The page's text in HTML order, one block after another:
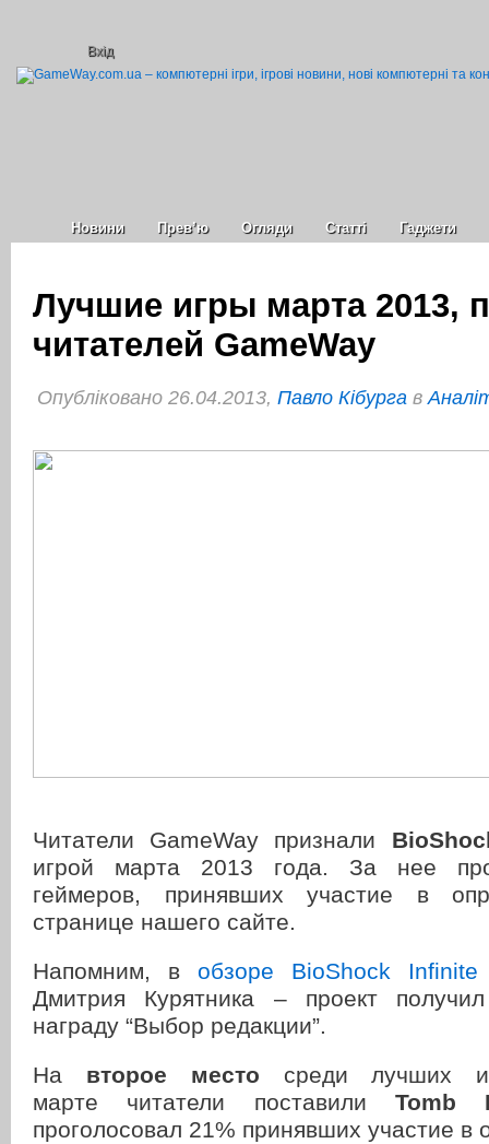
Вхід
Новини Прев’ю Огляди Статті Гаджети
Лучшие игры марта 2013,
читателей GameWay
Опубліковано 26.04.2013, Павло Кібурга в
Читатели GameWay признали
игрой марта 2013 года. За нее
геймеров, принявших участие в
странице нашего сайте.
Напомним, в обзоре BioShock
Дмитрия Курятника – проект
награду “Выбор редакции”.
На второе место среди лучших
марте читатели поставили Tomb
проголосовал 21% принявших участие в